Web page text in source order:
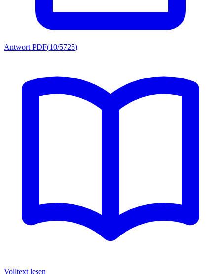
Antwort PDF(10/5725)
Volltext lesen